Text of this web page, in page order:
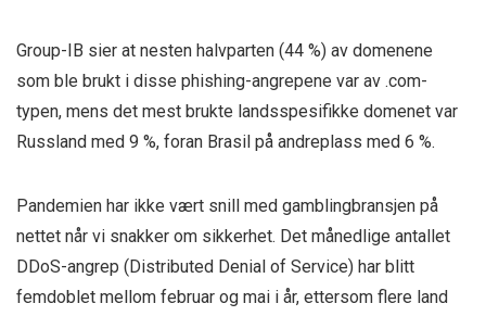
Group-IB sier at nesten halvparten (44 %) av domenene
som ble brukt i disse phishing-angrepene var av .com-
typen, mens det mest brukte landsspesifikke domenet var
Russland med 9 %, foran Brasil på andreplass med 6 %.
Pandemien har ikke vært snill med gamblingbransjen på
nettet når vi snakker om sikkerhet. Det månedlige antallet
DDoS-angrep (Distributed Denial of Service) har blitt
femdoblet mellom februar og mai i år, ettersom flere land